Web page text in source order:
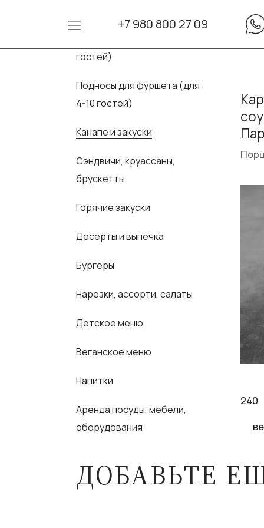
+7 980 800 27 09
гостей)
Подносы для фуршета (для
4-10 гостей)
Канапе и закуски
Сэндвичи, круассаны,
брускетты
Горячие закуски
Десерты и выпечка
Бургеры
Нарезки, ассорти, салаты
Детское меню
Веганское меню
Напитки
Аренда посуды, мебели,
оборудования
240
ДОБАВЬТЕ